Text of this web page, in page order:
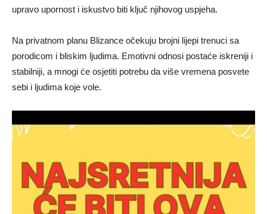
upravo upornost i iskustvo biti ključ njihovog uspjeha.
Na privatnom planu Blizance očekuju brojni lijepi trenuci sa
porodicom i bliskim ljudima. Emotivni odnosi postaće iskreniji i
stabilniji, a mnogi će osjetiti potrebu da više vremena posvete
sebi i ljudima koje vole.